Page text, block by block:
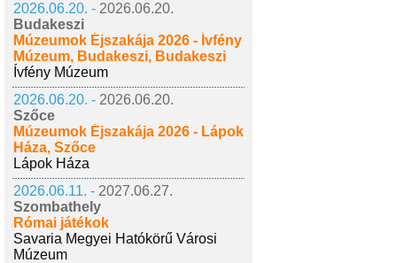
2026.06.20. - 2026.06.20.
Budakeszi
Múzeumok Éjszakája 2026 - Ívfény
Múzeum, Budakeszi, Budakeszi
Ívfény Múzeum
2026.06.20. - 2026.06.20.
Szőce
Múzeumok Éjszakája 2026 - Lápok
Háza, Szőce
Lápok Háza
2026.06.11. - 2027.06.27.
Szombathely
Római játékok
Savaria Megyei Hatókörű Városi
Múzeum